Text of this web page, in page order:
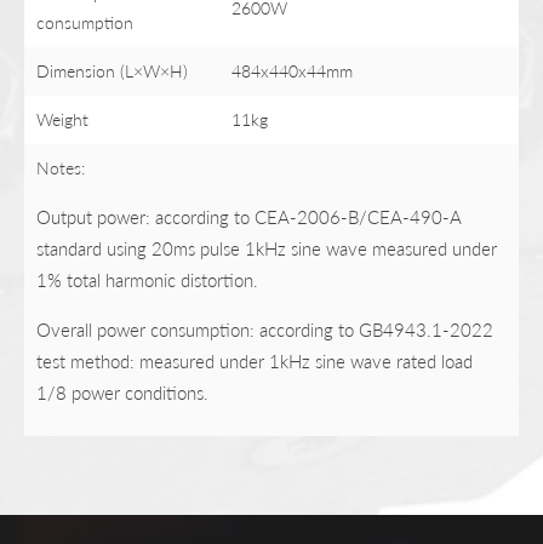
consumption
2600W
Dimension (L×W×H) 484x440x44mm
Weight 11kg
Notes:
Output power: according to CEA-2006-B/CEA-490-A
standard using 20ms pulse 1kHz sine wave measured under
1% total harmonic distortion.
Overall power consumption: according to GB4943.1-2022
test method: measured under 1kHz sine wave rated load
1/8 power conditions.